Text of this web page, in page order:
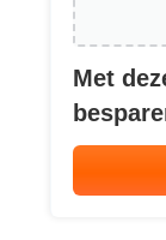
Met